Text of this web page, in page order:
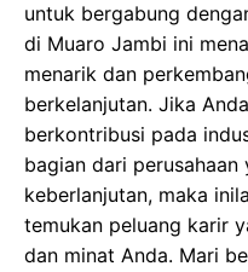
untuk bergabung
di Muaro Jambi ini
menarik dan
berkelanjutan. Jika
berkontribusi pada
bagian dari
keberlanjutan, maka
temukan peluang karir
dan minat Anda. Mari